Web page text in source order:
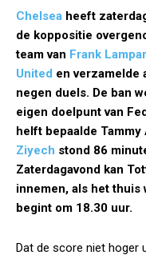
Chelsea heeft
de koppositie
team van Frank
United en verzamelde
negen duels. De ban
eigen doelpunt van
helft bepaalde
Ziyech stond 86
Zaterdagavond kan
innemen, als het thuis
begint om 18.30 uur.
Dat de score niet hoger